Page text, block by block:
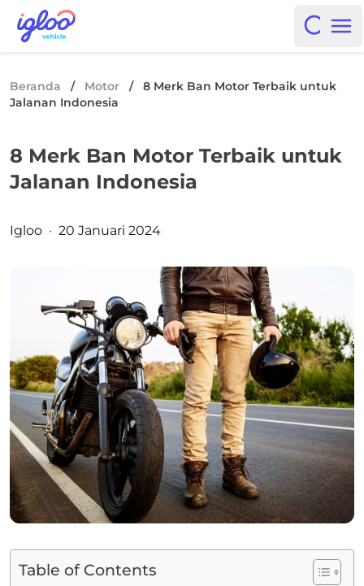
Skip to content
Igloo Blog
Open
Beranda / Motor /
8 Merk Ban Motor Terbaik untuk
Jalanan Indonesia
8 Merk Ban Motor Terbaik untuk
Jalanan Indonesia
Posted by
Igloo · 20 Januari 2024
Table of Contents